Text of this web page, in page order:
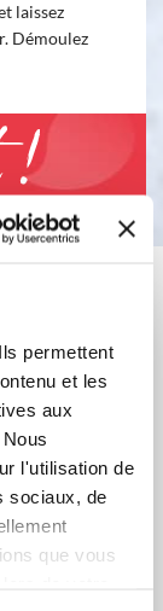
permettent
et les
aux
l'utilisation de
sociaux, de
que vous
laissez
Démoulez
!